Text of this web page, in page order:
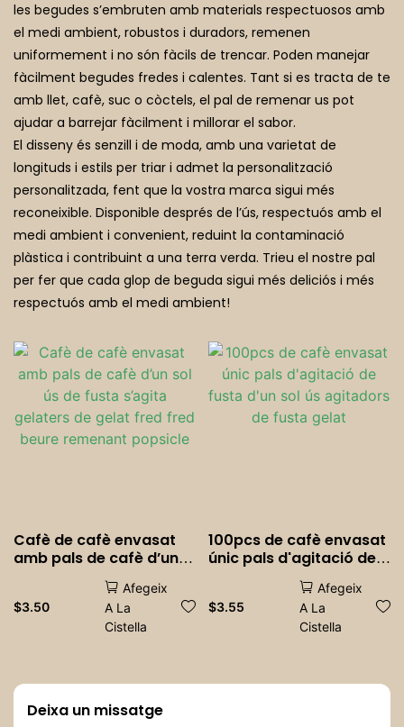
Fleca
Cullera Greixosa
Restaurants Fantasma
les begudes s’embruten amb materials respectuosos amb
el medi ambient, robustos i duradors, remenen
uniformement i no són fàcils de trencar. Poden manejar
fàcilment begudes fredes i calentes. Tant si es tracta de te
amb llet, cafè, suc o còctels, el pal de remenar us pot
ajudar a barrejar fàcilment i millorar el sabor.
El disseny és senzill i de moda, amb una varietat de
longituds i estils per triar i admet la personalització
personalitzada, fent que la vostra marca sigui més
reconeixible. Disponible després de l’ús, respectuós amb el
medi ambient i convenient, reduint la contaminació
plàstica i contribuint a una terra verda. Trieu el nostre pal
per fer que cada glop de beguda sigui més deliciós i més
respectuós amb el medi ambient!
Cafè de cafè envasat
amb pals de cafè d’un
sol ús de fusta s’agita
gelaters de gelat fred
fred beure remenant
$3.50
Afegeix
A La
Cistella
100pcs de cafè envasat
únic pals d'agitació de
fusta d'un sol ús
agitadors de fusta gelat
$3.55
Afegeix
A La
Cistella
Deixa un missatge